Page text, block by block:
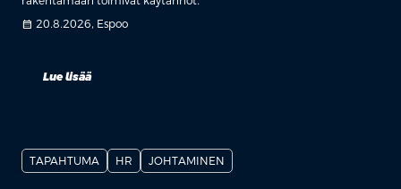
calendar_month 20.8.2026, Espoo
Lue lisää
TAPAHTUMA HR JOHTAMINEN